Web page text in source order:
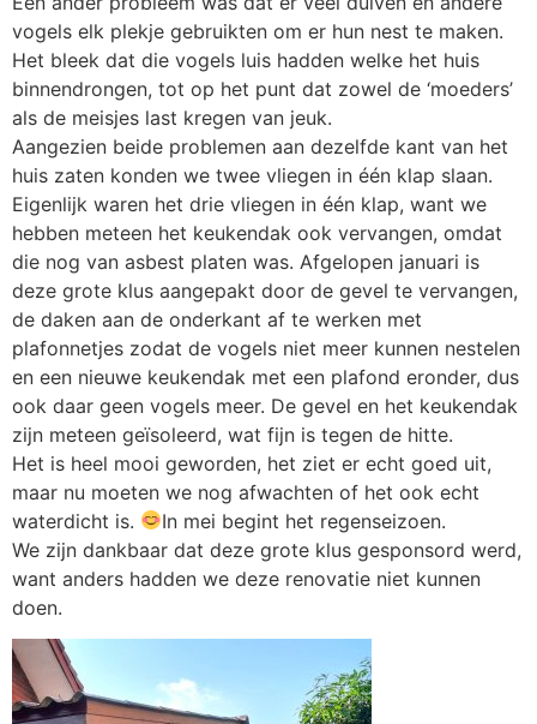
vogels elk plekje gebruikten om er hun nest te maken.
Het bleek dat die vogels luis hadden welke het huis
binnendrongen, tot op het punt dat zowel de ‘moeders’
als de meisjes last kregen van jeuk.
Aangezien beide problemen aan dezelfde kant van het
huis zaten konden we twee vliegen in één klap slaan.
Eigenlijk waren het drie vliegen in één klap, want we
hebben meteen het keukendak ook vervangen, omdat
die nog van asbest platen was. Afgelopen januari is
deze grote klus aangepakt door de gevel te vervangen,
de daken aan de onderkant af te werken met
plafonnetjes zodat de vogels niet meer kunnen nestelen
en een nieuwe keukendak met een plafond eronder, dus
ook daar geen vogels meer. De gevel en het keukendak
zijn meteen geïsoleerd, wat fijn is tegen de hitte.
Het is heel mooi geworden, het ziet er echt goed uit,
maar nu moeten we nog afwachten of het ook echt
waterdicht is.
In mei begint het regenseizoen.
We zijn dankbaar dat deze grote klus gesponsord werd,
want anders hadden we deze renovatie niet kunnen
doen.